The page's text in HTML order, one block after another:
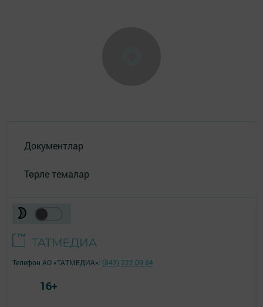
Документлар
Төрле темалар
Телефон АО «ТАТМЕДИА»: (843) 222 09 84
16+